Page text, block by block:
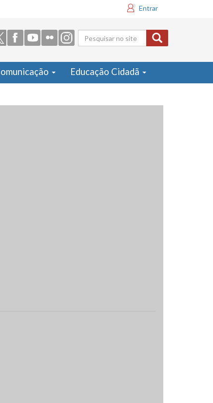
Entrar
Formulário
de busca
Educação Cidadã